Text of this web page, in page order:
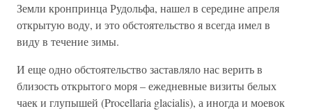
Земли кронпринца Рудольфа, нашел в середине апреля
открытую воду, и это обстоятельство я всегда имел в
виду в течение зимы.
И еще одно обстоятельство заставляло нас верить в
близость открытого моря – ежедневные визиты белых
чаек и глупышей (Procellaria glacialis), а иногда и моевок